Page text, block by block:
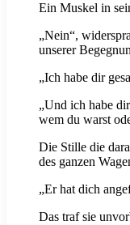
Ein Muskel in
„Nein“,
unserer
„Ich habe dir
„Und ich habe
wem du warst
Die Stille die
des ganzen
„Er hat dich
Das traf sie